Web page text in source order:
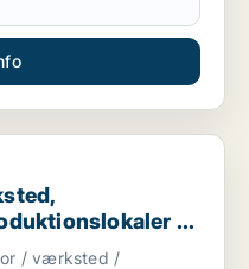
eller
til
/ værksted /